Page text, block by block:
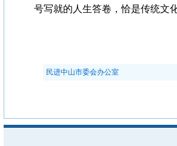
号写就的人生答卷，恰是传统文
民进中山市委会办公室